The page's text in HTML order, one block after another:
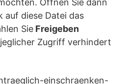
Öffnen Sie dann
auf diese Datei das
Sie Freigeben
Zugriff verhindert